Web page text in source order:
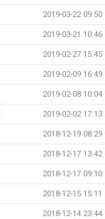
2019-03-22 09:50
2019-03-21 10:46
2019-02-27 15:45
2019-02-09 16:49
2019-02-08 10:04
2019-02-02 17:13
2018-12-19 08:29
2018-12-17 13:42
2018-12-17 09:10
2018-12-15 15:11
2018-12-14 23:44